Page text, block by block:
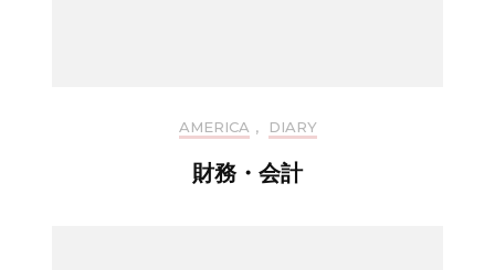
AMERICA , DIARY
財務・会計